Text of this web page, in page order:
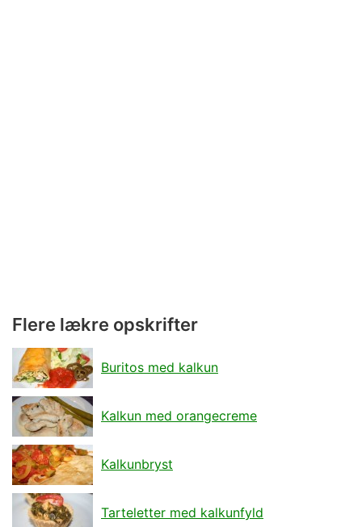
Flere lækre opskrifter
Buritos med kalkun
Kalkun med orangecreme
Kalkunbryst
Tarteletter med kalkunfyld